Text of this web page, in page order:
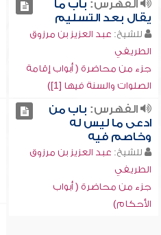
الفهرس: باب ما
يقال بعد التسليم
للشيخ: عبد العزيز بن مرزوق
الطريفي
جزء من محاضرة ( أبواب إقامة
الصلوات والسنة فيها [1])
الفهرس: باب من
ادعى ما ليس له
وخاصم فيه
للشيخ: عبد العزيز بن مرزوق
الطريفي
جزء من محاضرة ( أبواب
الأحكام)